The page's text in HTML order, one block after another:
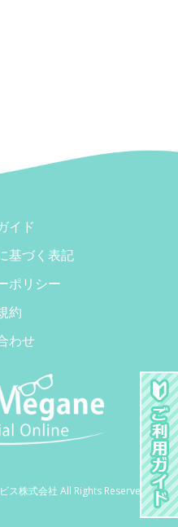
イド
基づく表記
ポリシー
約
わせ
ス株式会社 All Rights Reserved.